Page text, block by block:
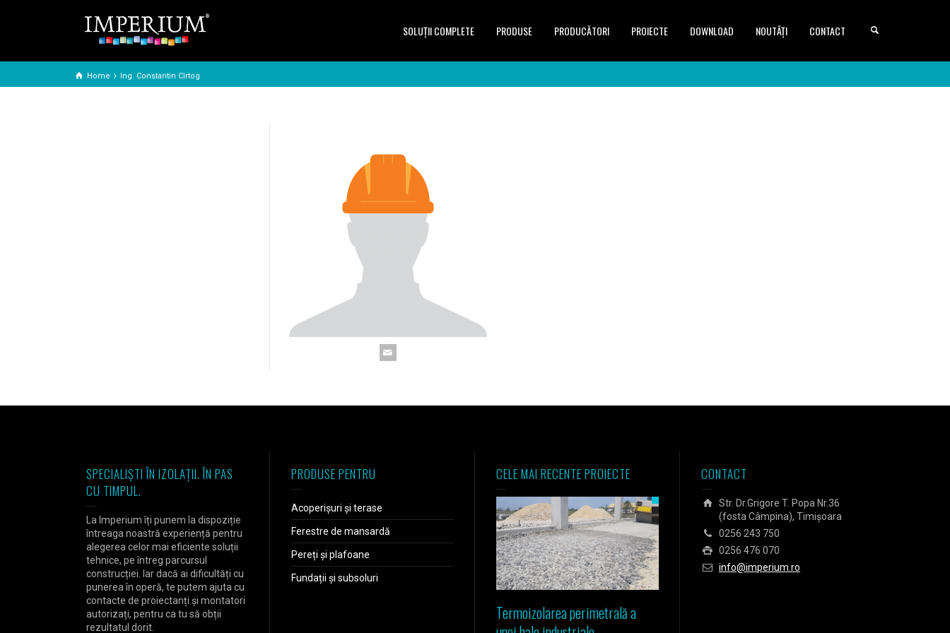
SOLUŢII COMPLETE PRODUSE PRODUCĂTORI PROIECTE DOWNLOAD NOUTĂȚI CONTACT
Home Ing. Constantin Cîrtog
SPECIALIȘTI ÎN IZOLAȚII. ÎN PAS
CU TIMPUL.
La Imperium îți punem la dispoziție
întreaga noastră experiență pentru
alegerea celor mai eficiente soluții
tehnice, pe întreg parcursul
construcției. Iar dacă ai dificultăți cu
punerea în operă, te putem ajuta cu
contacte de proiectanți și montatori
autorizați, pentru ca tu să obții
rezultatul dorit.
PRODUSE PENTRU
Acoperișuri și terase
Ferestre de mansardă
Pereți și plafoane
Fundații și subsoluri
CELE MAI RECENTE PROIECTE
Termoizolarea perimetrală a
CONTACT
Str. Dr.Grigore T. Popa Nr.36
(fosta Câmpina), Timișoara
0256 243 750
0256 476 070
info@imperium.ro